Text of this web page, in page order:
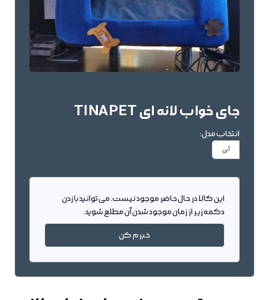
جای خواب لانه ای TINAPET
انتخاب مدل:
آبی
این کالا در حال حاضر موجود نیست. می توانید با زدن
دکمه زیر از زمان موجود شدن آن مطلع شوید.
خبرم کن